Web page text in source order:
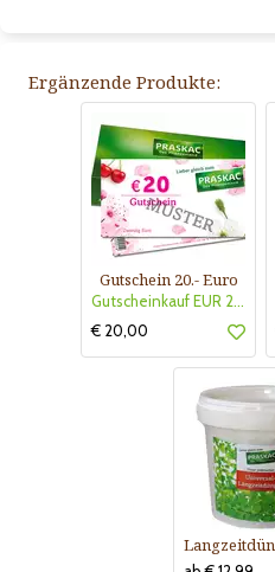
Ergänzende Produkte:
Gutschein 20.- Euro
Gutscheinkauf EUR 20.-
€ 20,00